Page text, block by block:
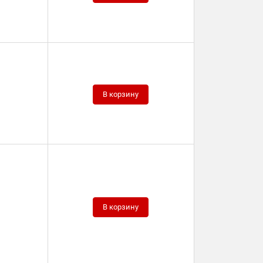
В корзину
В корзину